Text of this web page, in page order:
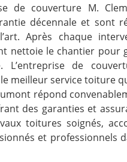
de couverture M.
décennale et sont
Après chaque
nettoie le chantier pour
de
meilleur service toiture
répond
des garanties et
toitures soignés,
et professionnels